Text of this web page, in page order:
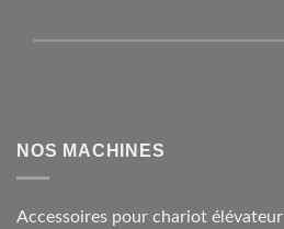
NOS MACHINES
Accessoires pour chariot élévateur